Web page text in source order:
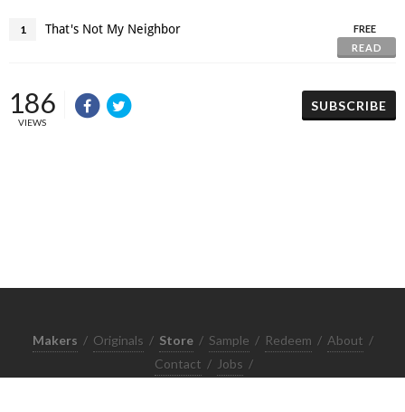
1 That's Not My Neighbor
FREE
READ
186
VIEWS
SUBSCRIBE
Makers / Originals / Store / Sample / Redeem / About /
Contact / Jobs /